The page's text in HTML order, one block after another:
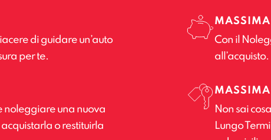
di guidare un’auto
per te.
Con il
all’acquisto.
noleggiare una nuova
o restituirla
Non sai
Lungo